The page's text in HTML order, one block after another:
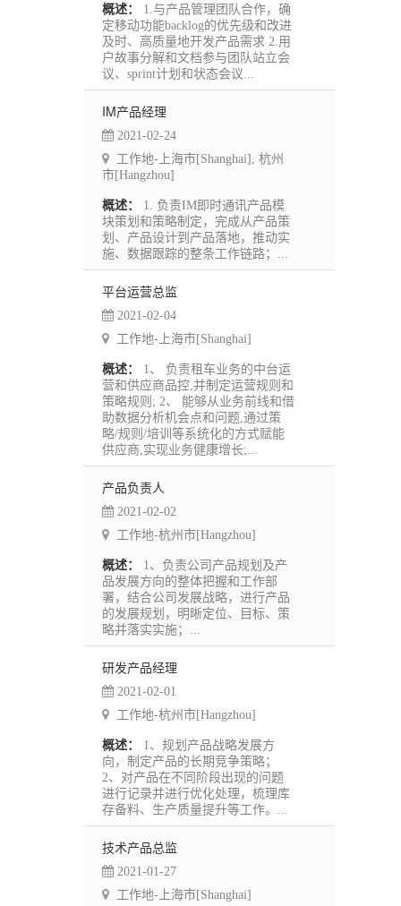
概述：
1.与产品管理团队合作，确
定移动功能backlog的优先级和改进
及时、高质量地开发产品需求 2.用
户故事分解和文档参与团队站立会
议、sprint计划和状态会议...
IM产品经理
2021-02-24
工作地-上海市[Shanghai], 杭州
市[Hangzhou]
概述：
1. 负责IM即时通讯产品模
块策划和策略制定，完成从产品策
划、产品设计到产品落地，推动实
施、数据跟踪的整条工作链路；...
平台运营总监
2021-02-04
工作地-上海市[Shanghai]
概述：
1、 负责租车业务的中台运
营和供应商品控,并制定运营规则和
策略规则; 2、 能够从业务前线和借
助数据分析机会点和问题,通过策
略/规则/培训等系统化的方式赋能
供应商,实现业务健康增长;...
产品负责人
2021-02-02
工作地-杭州市[Hangzhou]
概述：
1、负责公司产品规划及产
品发展方向的整体把握和工作部
署，结合公司发展战略，进行产品
的发展规划，明晰定位、目标、策
略并落实实施；...
研发产品经理
2021-02-01
工作地-杭州市[Hangzhou]
概述：
1、规划产品战略发展方
向，制定产品的长期竞争策略；
2、对产品在不同阶段出现的问题
进行记录并进行优化处理，梳理库
存备料、生产质量提升等工作。...
技术产品总监
2021-01-27
工作地-上海市[Shanghai]